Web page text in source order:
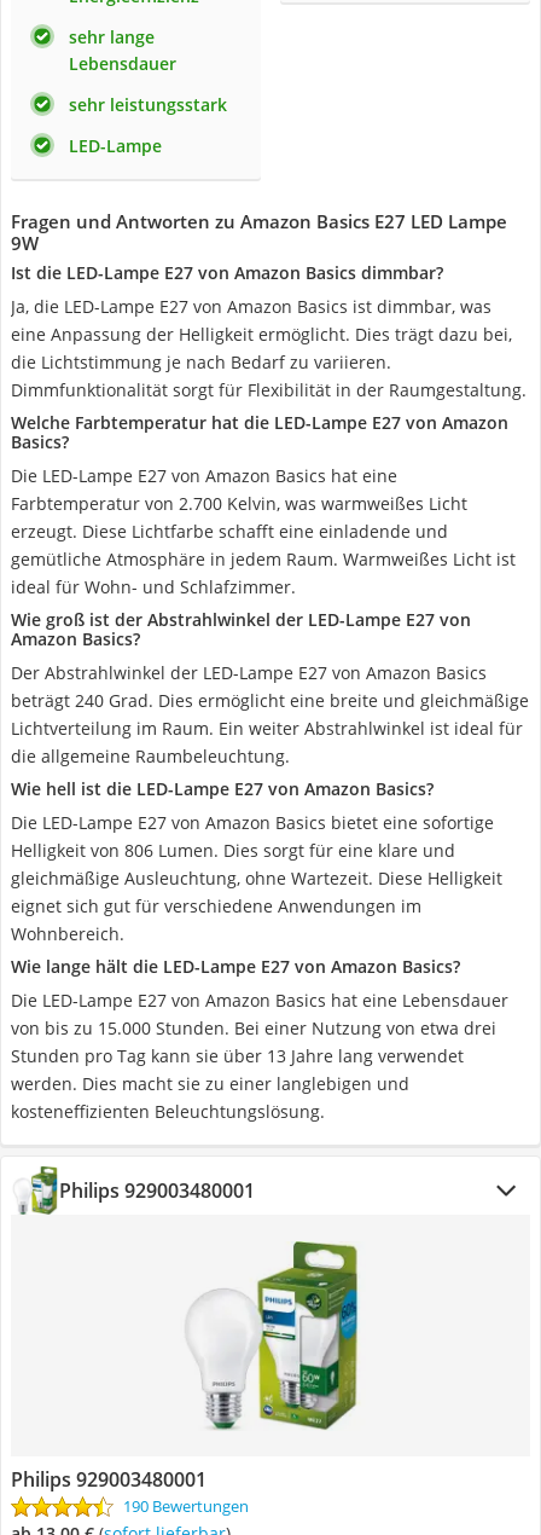
sehr lange
Lebensdauer
sehr leistungsstark
LED-Lampe
Fragen und Antworten zu Amazon Basics E27 LED Lampe
9W
Ist die LED-Lampe E27 von Amazon Basics dimmbar?
Ja, die LED-Lampe E27 von Amazon Basics ist dimmbar, was
eine Anpassung der Helligkeit ermöglicht. Dies trägt dazu bei,
die Lichtstimmung je nach Bedarf zu variieren.
Dimmfunktionalität sorgt für Flexibilität in der Raumgestaltung.
Welche Farbtemperatur hat die LED-Lampe E27 von Amazon
Basics?
Die LED-Lampe E27 von Amazon Basics hat eine
Farbtemperatur von 2.700 Kelvin, was warmweißes Licht
erzeugt. Diese Lichtfarbe schafft eine einladende und
gemütliche Atmosphäre in jedem Raum. Warmweißes Licht ist
ideal für Wohn- und Schlafzimmer.
Wie groß ist der Abstrahlwinkel der LED-Lampe E27 von
Amazon Basics?
Der Abstrahlwinkel der LED-Lampe E27 von Amazon Basics
beträgt 240 Grad. Dies ermöglicht eine breite und gleichmäßige
Lichtverteilung im Raum. Ein weiter Abstrahlwinkel ist ideal für
die allgemeine Raumbeleuchtung.
Wie hell ist die LED-Lampe E27 von Amazon Basics?
Die LED-Lampe E27 von Amazon Basics bietet eine sofortige
Helligkeit von 806 Lumen. Dies sorgt für eine klare und
gleichmäßige Ausleuchtung, ohne Wartezeit. Diese Helligkeit
eignet sich gut für verschiedene Anwendungen im
Wohnbereich.
Wie lange hält die LED-Lampe E27 von Amazon Basics?
Die LED-Lampe E27 von Amazon Basics hat eine Lebensdauer
von bis zu 15.000 Stunden. Bei einer Nutzung von etwa drei
Stunden pro Tag kann sie über 13 Jahre lang verwendet
werden. Dies macht sie zu einer langlebigen und
kosteneffizienten Beleuchtungslösung.
Philips 929003480001
Philips 929003480001
190 Bewertungen